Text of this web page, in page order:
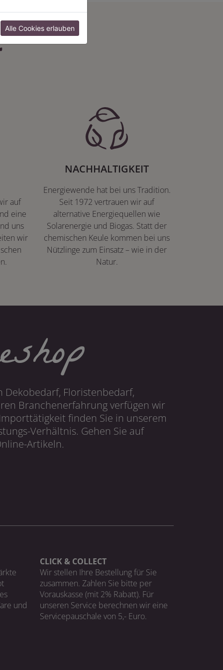
auf
eine
uns
wir
NACHHALTIGKEIT
Energiewende hat bei uns Tradition.
Seit 1972 vertrauen wir auf
alternative Energiequellen wie
Solarenergie und Biogas. Statt der
chemischen Keule kommen bei uns
Nützlinge zum Einsatz – wie in der
Natur.
Floristenbedarf,
Branchenerfahrung verfügen wir
finden Sie in unserem
Verhältnis. Gehen Sie auf
Artikeln.
und
CLICK & COLLECT
Wir stellen Ihre Bestellung für Sie
zusammen. Zahlen Sie bitte per
Vorauskasse (mit 2% Rabatt). Für
unseren Service berechnen wir eine
Servicepauschale von 5,- Euro.
Alle Cookies erlauben